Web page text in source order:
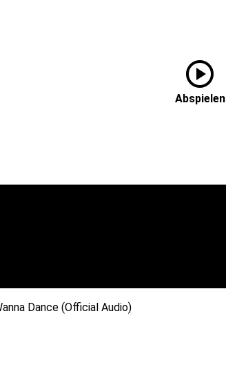
play_circle
Abspielen
Dance (Official Audio)